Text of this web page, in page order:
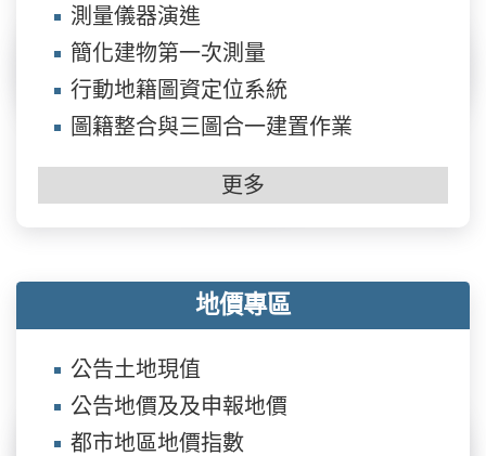
測量儀器演進
簡化建物第一次測量
行動地籍圖資定位系統
圖籍整合與三圖合一建置作業
更多
地價專區
公告土地現值
公告地價及及申報地價
都市地區地價指數